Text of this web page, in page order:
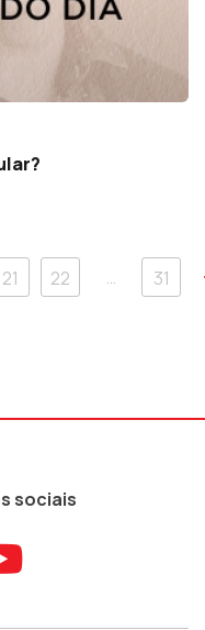
21 22 … 31
sociais
ao ao
Aceder